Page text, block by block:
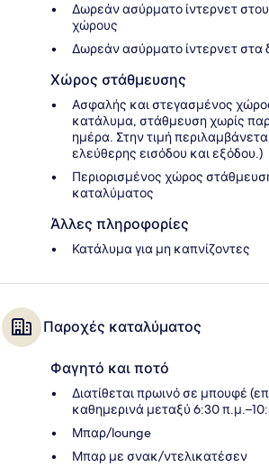
Δωρεάν ασύρματο ίντερνετ
χώρους
Δωρεάν ασύρματο ίντερνετ στα
Χώρος στάθμευσης
Ασφαλής και στεγασμένος
κατάλυμα, στάθμευση χωρίς
ημέρα. Στην τιμή
ελεύθερης εισόδου και εξόδου.)
Περιορισμένος χώρος
καταλύματος
Άλλες πληροφορίες
Κατάλυμα για μη καπνίζοντες
Παροχές καταλύματος
Φαγητό και ποτό
Διατίθεται πρωινό σε μπουφέ
καθημερινά μεταξύ 6:30
Μπαρ/lounge
Μπαρ με σνακ/ντελικατέσεν